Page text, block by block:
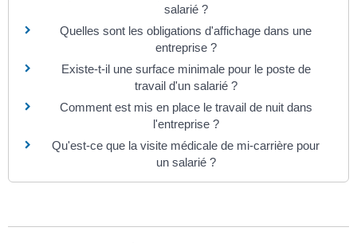
salarié ?
Quelles sont les obligations d'affichage dans une
entreprise ?
Existe-t-il une surface minimale pour le poste de
travail d'un salarié ?
Comment est mis en place le travail de nuit dans
l'entreprise ?
Qu'est-ce que la visite médicale de mi-carrière pour
un salarié ?